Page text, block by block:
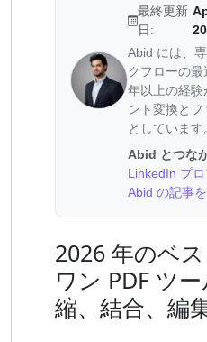
最終更新
日:
Abid には、
クフローの
年以上の経験
ント変換と
としています
Abid とつな
LinkedIn プ
Abid の記事
2026 年のベ
ワン PDF ツ
縮、結合、編